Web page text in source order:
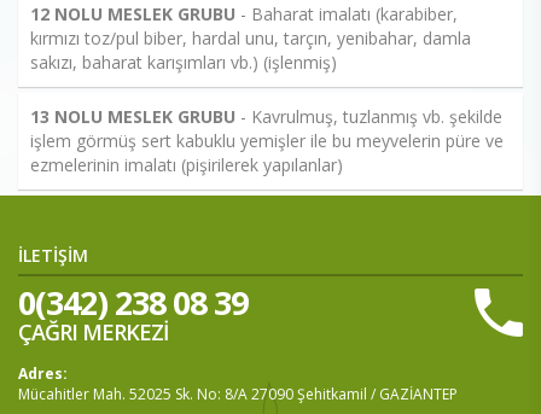
12 NOLU MESLEK GRUBU - Baharat imalatı (karabiber,
kırmızı toz/pul biber, hardal unu, tarçın, yenibahar, damla
sakızı, baharat karışımları vb.) (işlenmiş)
13 NOLU MESLEK GRUBU - Kavrulmuş, tuzlanmış vb. şekilde
işlem görmüş sert kabuklu yemişler ile bu meyvelerin püre ve
ezmelerinin imalatı (pişirilerek yapılanlar)
İLETİŞİM
0(342) 238 08 39
ÇAĞRI MERKEZİ
Adres:
Mücahitler Mah. 52025 Sk. No: 8/A 27090 Şehitkamil / GAZİANTEP